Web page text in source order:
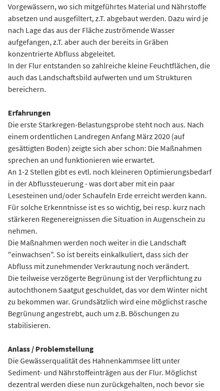
Vorgewässern, wo sich mitgeführtes Material und Nährstoffe
absetzen und ausgefiltert, z.T. abgebaut werden. Dazu wird je
nach Lage das aus der Fläche zuströmende Wasser
aufgefangen, z.T. aber auch der bereits in Gräben
konzentrierte Abfluss abgeleitet.
In der Flur entstanden so zahlreiche kleine Feuchtflächen, die
auch das Landschaftsbild aufwerten und um Strukturen
bereichern.
Erfahrungen
Die erste Starkregen-Belastungsprobe steht noch aus. Nach
einem ordentlichen Landregen Anfang März 2020 (auf
gesättigten Boden) zeigte sich aber schon: Die Maßnahmen
sprechen an und funktionieren wie erwartet.
An 1-2 Stellen gibt es evtl. noch kleineren Optimierungsbedarf
in der Abflussteuerung - was dort aber mit ein paar
Lesesteinen und/oder Schaufeln Erde erreicht werden kann.
Für solche Erkenntnisse ist es so wichtig, bei resp. kurz nach
stärkeren Regenereignissen die Situation in Augenschein zu
nehmen.
Die Maßnahmen werden noch weiter in die Landschaft
"einwachsen". So ist bereits einkalkuliert, dass sich der
Abfluss mit zunehmender Verkrautung noch verändert.
Die teilweise verzögerte Begrünung ist der Verpflichtung zu
autochthonem Saatgut geschuldet, das vor dem Winter nicht
zu bekommen war. Grundsätzlich wird eine möglichst rasche
Begrünung angestrebt, auch um z.B. Böschungen zu
stabilisieren.
Anlass / Problemstellung
Die Gewässerqualität des Hahnenkammsee litt unter
Sediment- und Nährstoffeinträgen aus der Flur. Möglichst
dezentral werden diese nun zurückgehalten, noch bevor sie